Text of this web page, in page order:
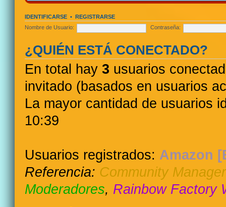
IDENTIFICARSE • REGISTRARSE
Nombre de Usuario:
Contraseña:
¿QUIÉN ESTÁ CONECTADO?
En total hay 3 usuarios
invitado (basados en usuarios
La mayor cantidad de usuarios
10:39
Usuarios registrados: Amazon
Referencia: Community Manager
Moderadores, Rainbow Factory